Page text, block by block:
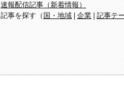
速報配信記事（新着情報）
記事を探す（ 国・地域 企業 記事テ